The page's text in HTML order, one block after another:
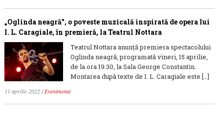
„Oglinda neagră”, o poveste muzicală inspirată de opera lui
I. L. Caragiale, în premieră, la Teatrul Nottara
Teatrul Nottara anunță premiera spectacolului
Oglinda neagră, programată vineri, 15 aprilie,
de la ora 19.30, la Sala George Constantin.
Montarea după texte de I. L. Caragiale este […]
11 aprilie 2022/Evenimente